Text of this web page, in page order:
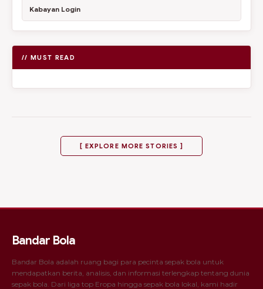
Kabayan Login
// MUST READ
[ EXPLORE MORE STORIES ]
Bandar Bola
Bandar Bola adalah ruang bagi para pecinta sepak bola untuk
mendapatkan berita, analisis, dan informasi terlengkap tentang dunia
sepak bola. Dari liga top Eropa hingga sepak bola lokal, kami hadir